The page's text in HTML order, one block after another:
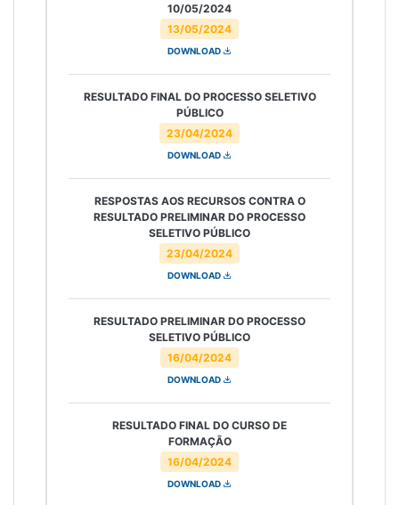
13/05/2024
10/05/2024
DOWNLOAD
23/04/2024
RESULTADO FINAL DO PROCESSO SELETIVO
PÚBLICO
DOWNLOAD
23/04/2024
RESPOSTAS AOS RECURSOS CONTRA O
RESULTADO PRELIMINAR DO PROCESSO
SELETIVO PÚBLICO
DOWNLOAD
16/04/2024
RESULTADO PRELIMINAR DO PROCESSO
SELETIVO PÚBLICO
DOWNLOAD
16/04/2024
RESULTADO FINAL DO CURSO DE
FORMAÇÃO
DOWNLOAD